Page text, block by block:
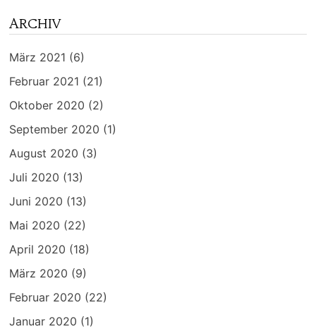
ARCHIV
März 2021 (6)
Februar 2021 (21)
Oktober 2020 (2)
September 2020 (1)
August 2020 (3)
Juli 2020 (13)
Juni 2020 (13)
Mai 2020 (22)
April 2020 (18)
März 2020 (9)
Februar 2020 (22)
Januar 2020 (1)